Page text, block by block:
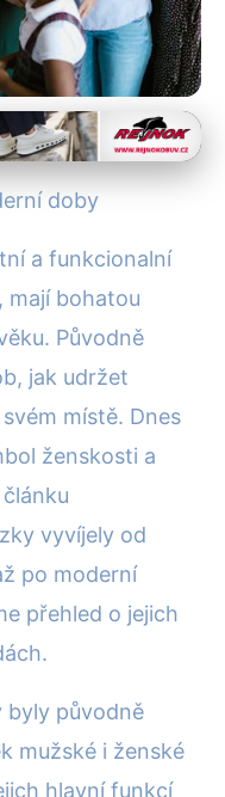
Jak
Tomášek
doby
a funkcionalní
mají bohatou
Původně
jak udržet
svém místě. Dnes
ženskosti a
vyvíjely od
po moderní
přehled o jejich
byly původně
mužské i ženské
hlavní funkcí